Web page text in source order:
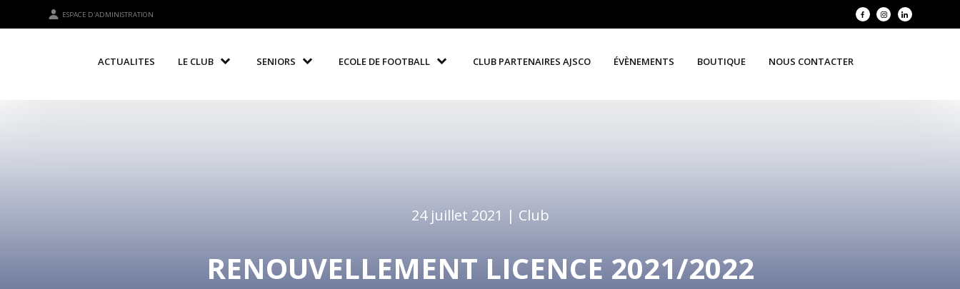
ESPACE D'ADMINISTRATION
ACTUALITES LE CLUB SENIORS ECOLE DE FOOTBALL CLUB PARTENAIRES AJSCO ÉVÈNEMENTS BOUTIQUE NOUS CONTACTER
24 juillet 2021 | Club
RENOUVELLEMENT LICENCE 2021/2022